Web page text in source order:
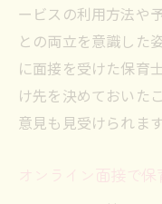
準備
オンライン
訣
保育士応募
オンライン
面接当日
ービスの利用方法や
との両立を意識した
に面接を受けた保育
け先を決めておいた
意見も見受けられます
オンライン面接で